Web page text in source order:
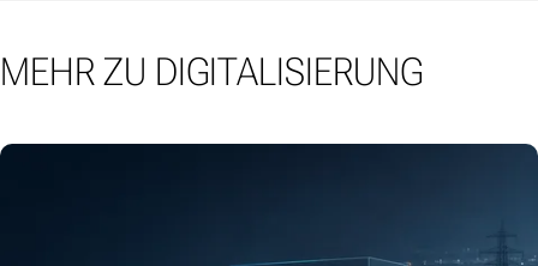
MEHR ZU DIGITALISIERUNG